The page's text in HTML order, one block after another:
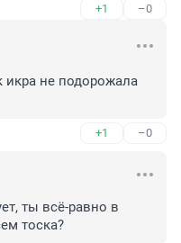
+1 –0
икра не подорожала
+1 –0
ты всё-равно в
тоска?